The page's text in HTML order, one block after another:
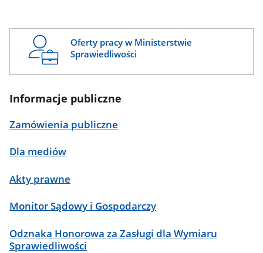
Oferty pracy w Ministerstwie
Sprawiedliwości
Informacje publiczne
Zamówienia publiczne
Dla mediów
Akty prawne
Monitor Sądowy i Gospodarczy
Odznaka Honorowa za Zasługi dla Wymiaru
Sprawiedliwości